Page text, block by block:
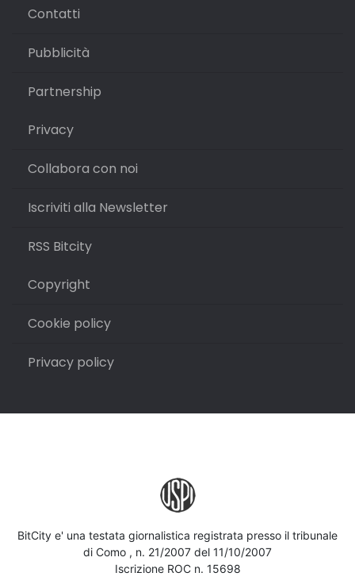
Contatti
Pubblicità
Partnership
Privacy
Collabora con noi
Iscriviti alla Newsletter
RSS Bitcity
Copyright
Cookie policy
Privacy policy
BitCity e' una testata giornalistica registrata presso il tribunale
di Como , n. 21/2007 del 11/10/2007
Iscrizione ROC n. 15698